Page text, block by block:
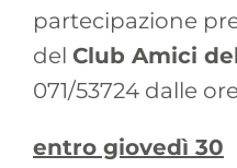
partecipazione
del Club Amici
071/53724 dalle
entro giovedì 30